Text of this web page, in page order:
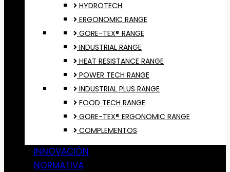
HYDROTECH
ERGONOMIC RANGE
GORE-TEX® RANGE
INDUSTRIAL RANGE
HEAT RESISTANCE RANGE
POWER TECH RANGE
INDUSTRIAL PLUS RANGE
FOOD TECH RANGE
GORE-TEX® ERGONOMIC RANGE
COMPLEMENTOS
INNOVACIÓN
NORMATIVA